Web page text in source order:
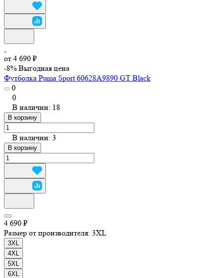
от 4 690 ₽
-8% Выгодная цена
Футболка Puma Sport 60628A9890 GT Black
0
0
В наличии: 18
В корзину
В наличии: 3
В корзину
4 690 ₽
Размер от производителя: 3XL
3XL
4XL
5XL
6XL